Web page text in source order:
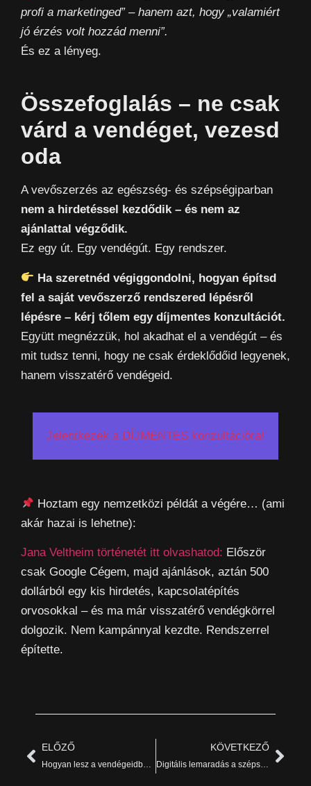
profi a marketinged” – hanem azt, hogy „valamiért
jó érzés volt hozzád menni”.
És ez a lényeg.
Összefoglalás – ne csak
várd a vendéget, vezesd
oda
A vevőszerzés az egészség- és szépségiparban
nem a hirdetéssel kezdődik – és nem az
ajánlattal végződik.
Ez egy út. Egy vendégút. Egy rendszer.
Ha szeretnéd végiggondolni, hogyan építsd
fel a saját vevőszerző rendszered lépésről
lépésre – kérj tőlem egy díjmentes konzultációt.
Együtt megnézzük, hol akadhat el a vendégút – és
mit tudsz tenni, hogy ne csak érdeklődőid legyenek,
hanem visszatérő vendégeid.
Jelentkezek a DÍJMENTES konzultációra!
Hoztam egy nemzetközi példát a végére… (ami
akár hazai is lehetne):
Jana Veltheim történetét itt olvashatod: Először
csak Google Cégem, majd ajánlások, aztán 500
dollárból egy kis hirdetés, kapcsolatépítés
orvosokkal – és ma már visszatérő vendégkörrel
dolgozik. Nem kampánnyal kezdte. Rendszerrel
építette.
ELŐZŐ
Hogyan lesz a vendégeidből visszatérő vendég – hirdetés nélkül is?
KÖVETKEZŐ
Digitális lemaradás a szépségiparban: kihagyott lehetőségek kisvállalkozásoknak